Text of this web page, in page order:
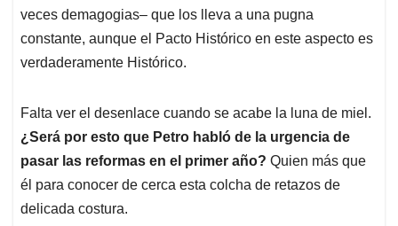
veces demagogias– que los lleva a una pugna
constante, aunque el Pacto Histórico en este aspecto es
verdaderamente Histórico.
Falta ver el desenlace cuando se acabe la luna de miel.
¿Será por esto que Petro habló de la urgencia de
pasar las reformas en el primer año? Quien más que
él para conocer de cerca esta colcha de retazos de
delicada costura.